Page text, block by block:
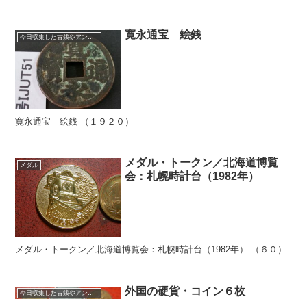
寛永通宝 絵銭
寛永通宝 絵銭 （１９２０）
メダル
メダル・トークン／北海道博覧
会：札幌時計台（1982年）
メダル・トークン／北海道博覧会：札幌時計台（1982年） （６０）
今日収集した古銭やアンティークコイン 外国の硬貨・コイン６枚